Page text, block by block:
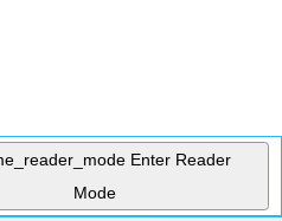
Enter Reader
Mode